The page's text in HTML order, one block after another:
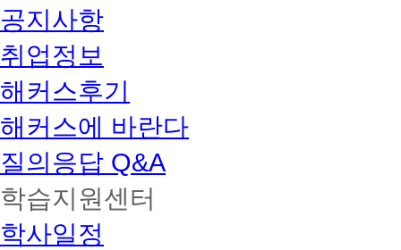
공지사항
취업정보
해커스후기
해커스에 바란다
질의응답 Q&A
학습지원센터
학사일정